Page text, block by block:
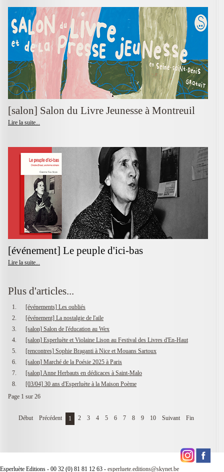
[salon] Salon du Livre Jeunesse à Montreuil
Lire la suite...
[événement] Le peuple d'ici-bas
Lire la suite...
Plus d'articles...
[événements] Les oubliés
[événement] La nostalgie de l'aile
[salon] Salon de l'éducation au Wex
[salon] Esperluète et Violaine Lison au Festival des Livres d'En-Haut
[rencontres] Sophie Braganti à Nice et Mouans Sartoux
[salon] Marché de la Poésie 2025 à Paris
[salon] Anne Herbauts en dédicaces à Saint-Malo
[03/04] 30 ans d'Esperluète à la Maison Poème
Page 1 sur 26
Début Précédent 1 2 3 4 5 6 7 8 9 10 Suivant Fin
Esperluète Editions - 00 32 (0) 81 81 12 63 - esperluete.editions@skynet.be